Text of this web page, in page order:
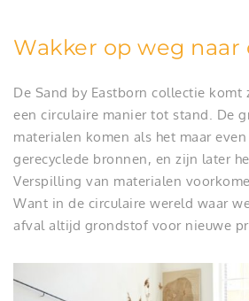
Wakker op weg naar
De Sand by Eastborn collectie komt
een circulaire manier tot stand. De
materialen komen als het maar
gerecyclede bronnen, en zijn later
Verspilling van materialen
Want in de circulaire wereld waar
afval altijd grondstof voor nieuwe